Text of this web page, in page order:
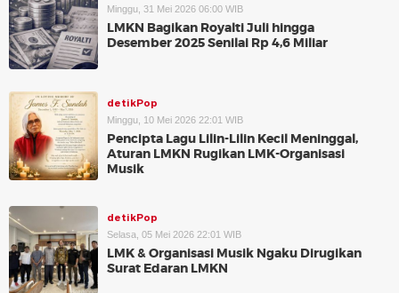
Minggu, 31 Mei 2026 06:00 WIB
LMKN Bagikan Royalti Juli hingga
Desember 2025 Senilai Rp 4,6 Miliar
detikPop
Minggu, 10 Mei 2026 22:01 WIB
Pencipta Lagu Lilin-Lilin Kecil Meninggal,
Aturan LMKN Rugikan LMK-Organisasi
Musik
detikPop
Selasa, 05 Mei 2026 22:01 WIB
LMK & Organisasi Musik Ngaku Dirugikan
Surat Edaran LMKN